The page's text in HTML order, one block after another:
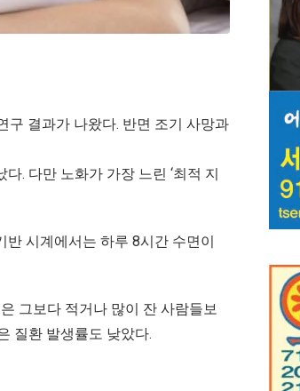
구 결과가 나왔다. 반면 조기 사망과
. 다만 노화가 가장 느린 ‘최적 지
시계에서는 하루 8시간 수면이
그보다 적거나 많이 잔 사람들보
질환 발생률도 낮았다.